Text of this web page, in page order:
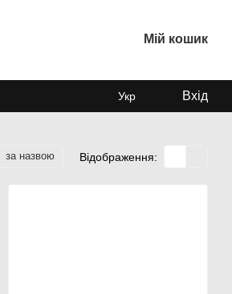
Мій кошик
Укр Вхід
за назвою Відображення: